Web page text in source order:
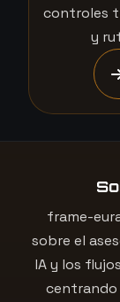
controles
y
frame-
sobre el
IA y los
centrando